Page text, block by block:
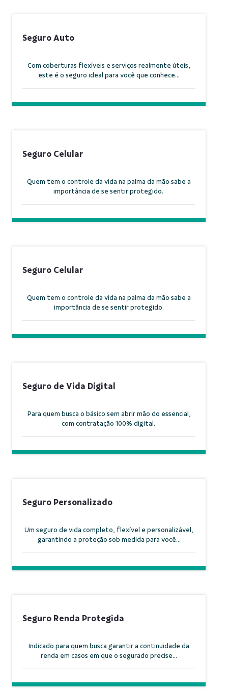
Seguro Auto
Com coberturas flexíveis e serviços realmente úteis,
este é o seguro ideal para você que conhece...
Seguro Celular
Quem tem o controle da vida na palma da mão sabe a
importância de se sentir protegido.
Seguro Celular
Quem tem o controle da vida na palma da mão sabe a
importância de se sentir protegido.
Seguro de Vida Digital
Para quem busca o básico sem abrir mão do essencial,
com contratação 100% digital.
Seguro Personalizado
Um seguro de vida completo, flexível e personalizável,
garantindo a proteção sob medida para você...
Seguro Renda Protegida
Indicado para quem busca garantir a continuidade da
renda em casos em que o segurado precise...